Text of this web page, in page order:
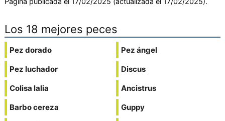
Los 18 mejores peces
Pez dorado
Pez luchador
Colisa lalia
Barbo cereza
Pez ángel
Discus
Ancistrus
Guppy